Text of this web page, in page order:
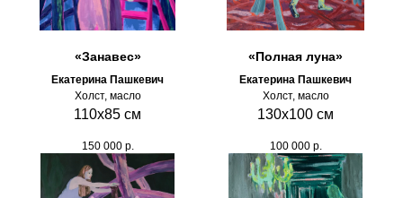
«Занавес»
Екатерина Пашкевич
Холст, масло
110х85 см
150 000 р.
«Полная луна»
Екатерина Пашкевич
Холст, масло
130х100 см
100 000 р.